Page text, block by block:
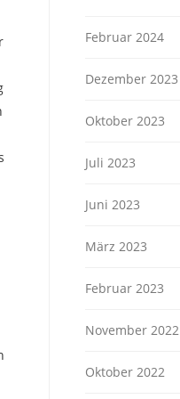
Februar 2024
Dezember 2023
Oktober 2023
Juli 2023
Juni 2023
März 2023
Februar 2023
November 2022
Oktober 2022